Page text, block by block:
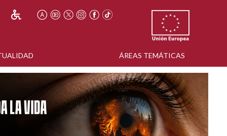
ÁREAS TEMÁTICAS